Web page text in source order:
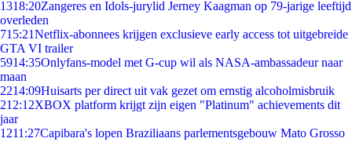
1318:20Zangeres en Idols-jurylid Jerney Kaagman op 79-jarige leeftijd
overleden
715:21Netflix-abonnees krijgen exclusieve early access tot uitgebreide
GTA VI trailer
5914:35Onlyfans-model met G-cup wil als NASA-ambassadeur naar
maan
2214:09Huisarts per direct uit vak gezet om ernstig alcoholmisbruik
212:12XBOX platform krijgt zijn eigen "Platinum" achievements dit
jaar
1211:27Capibara's lopen Braziliaans parlementsgebouw Mato Grosso